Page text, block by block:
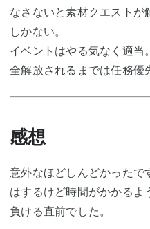
なさないと素材ク エス ト
しかない。
イベントはやる気なく適当
全解放されるまでは任務優
感想
意外なほどしんどかったで
はするけど時間がかかるよ
負ける直前でした。